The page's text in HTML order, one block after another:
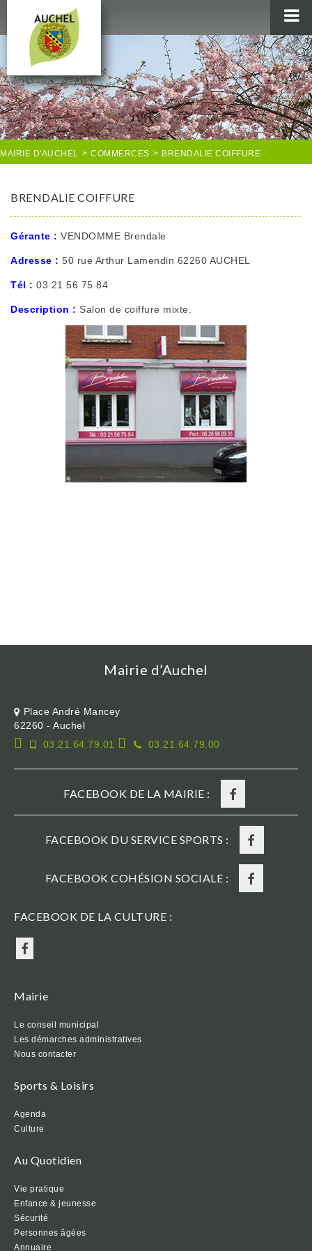
MAIRIE
AU QUOTIDIEN
AGENDA & LOISIRS
AUCHEL EN IMAGES
MAIRIE D'AUCHEL > COMMERCES > BRENDALIE COIFFURE
BRENDALIE COIFFURE
Gérante : VENDOMME Brendale
Adresse : 50 rue Arthur Lamendin 62260 AUCHEL
Tél : 03 21 56 75 84
Description : Salon de coiffure mixte.
Mairie d’Auchel
Place André Mancey
62260 - Auchel
03.21.64.79.01
03.21.64.79.00
FACEBOOK DE LA MAIRIE :
FACEBOOK DU SERVICE SPORTS :
FACEBOOK COHÉSION SOCIALE :
FACEBOOK DE LA CULTURE :
Mairie
Le conseil municipal
Les démarches administratives
Nous contacter
Sports & Loisirs
Agenda
Culture
Au Quotidien
Vie pratique
Enfance & jeunesse
Sécurité
Personnes âgées
Annuaire